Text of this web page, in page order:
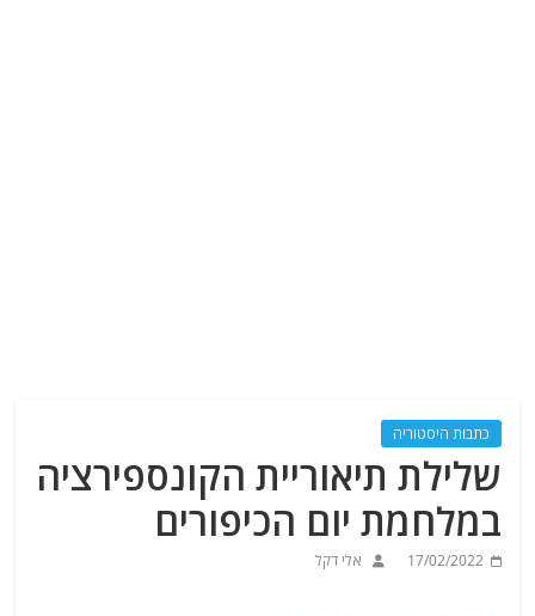
כתבות היסטוריה
שלילת תיאוריית הקונספירציה
במלחמת יום הכיפורים
17/02/2022 אלי דקל